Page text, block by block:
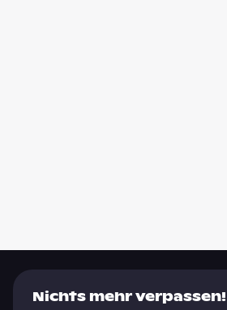
Nichts mehr verpassen!